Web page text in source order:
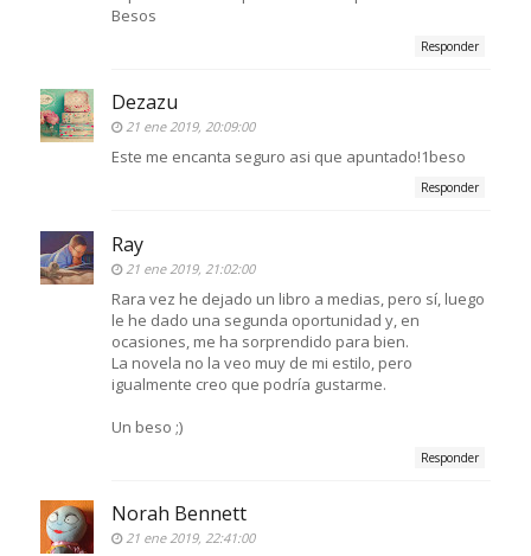
Besos
Responder
Dezazu
21 ene 2019, 20:09:00
Este me encanta seguro asi que apuntado!1beso
Responder
Ray
21 ene 2019, 21:02:00
Rara vez he dejado un libro a medias, pero sí, luego
le he dado una segunda oportunidad y, en
ocasiones, me ha sorprendido para bien.
La novela no la veo muy de mi estilo, pero
igualmente creo que podría gustarme.
Un beso ;)
Responder
Norah Bennett
21 ene 2019, 22:41:00